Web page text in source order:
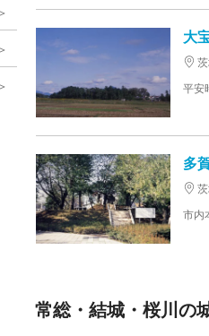
大
多
常総・結城・桜川の